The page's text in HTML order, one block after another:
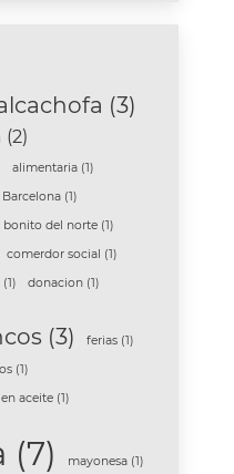
(3)
(2)
alimentaria (1)
Barcelona (1)
bonito del norte (1)
comerdor social (1)
(1) donacion (1)
(3) ferias (1)
(1)
aceite (1)
(7) mayonesa (1)